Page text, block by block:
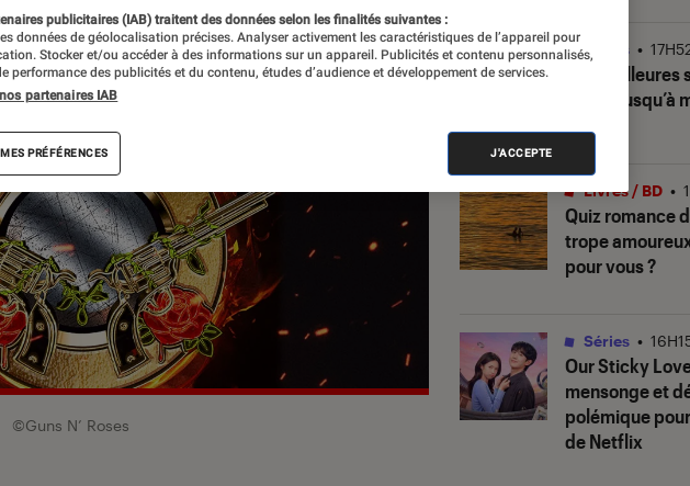
©Guns N’ Roses
Les meilleures
2026 (jusqu’à
Séries •
Quiz romance
trope
pour vous ?
Livres / BD •
Our Sticky
mensonge et
polémique
de Netflix
Séries •
publicitaires (IAB) traitent des données selon les finalités suivantes :
données de géolocalisation précises. Analyser activement les caractéristiques de l’appareil pour
Stocker et/ou accéder à des informations sur un appareil. Publicités et contenu personnalisés,
performance des publicités et du contenu, études d’audience et développement de services.
partenaires IAB
PRÉFÉRENCES J'ACCEPTE